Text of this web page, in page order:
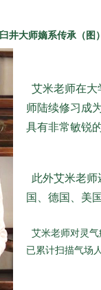
臼井大师嫡系传承（图
艾米老师在大
师陆续修习成
具有非常敏锐
此外艾米老
国、德国、美
艾米老师对灵
已累计扫描气场